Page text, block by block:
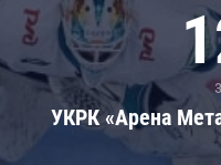
УКРК «Арена